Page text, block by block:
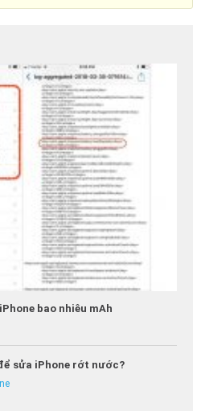
bao nhiêu mAh
sửa iPhone rớt nước?